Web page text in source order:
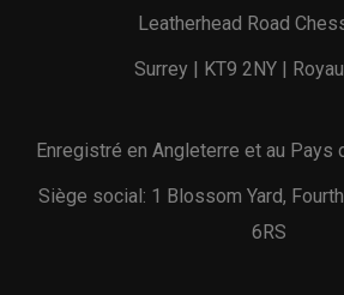
Leatherhead Road
Surrey | KT9 2NY |
Enregistré en Angleterre et au Pays
Siège social: 1 Blossom Yard,
6RS